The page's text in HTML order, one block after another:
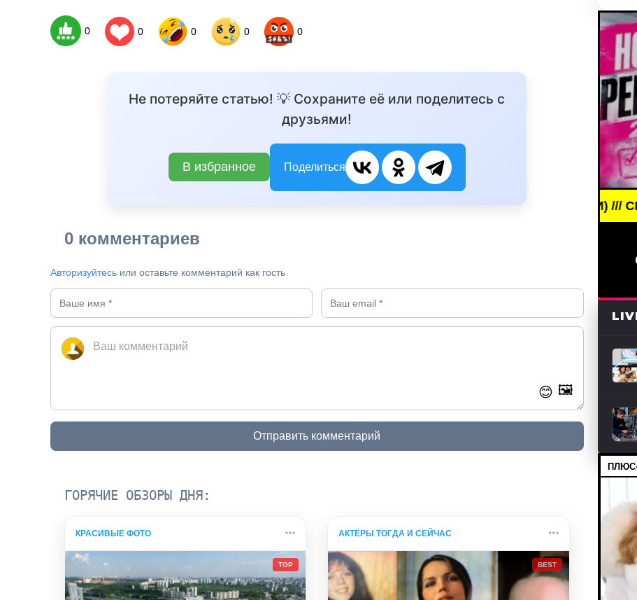
0 0 0 0 0
Не потеряйте статью! 💡 Сохраните её или поделитесь с
друзьями!
В избранное Поделиться
0 комментариев
Авторизуйтесь или оставьте комментарий как гость
😊 🖼️
Отправить комментарий
ГОРЯЧИЕ ОБЗОРЫ ДНЯ:
КРАСИВЫЕ ФОТО
TOP
АКТЁРЫ ТОГДА И СЕЙЧАС
BEST
BREAKING NEWS /// НОВОСТИ (СМИ) /// СВЕЖИЕ